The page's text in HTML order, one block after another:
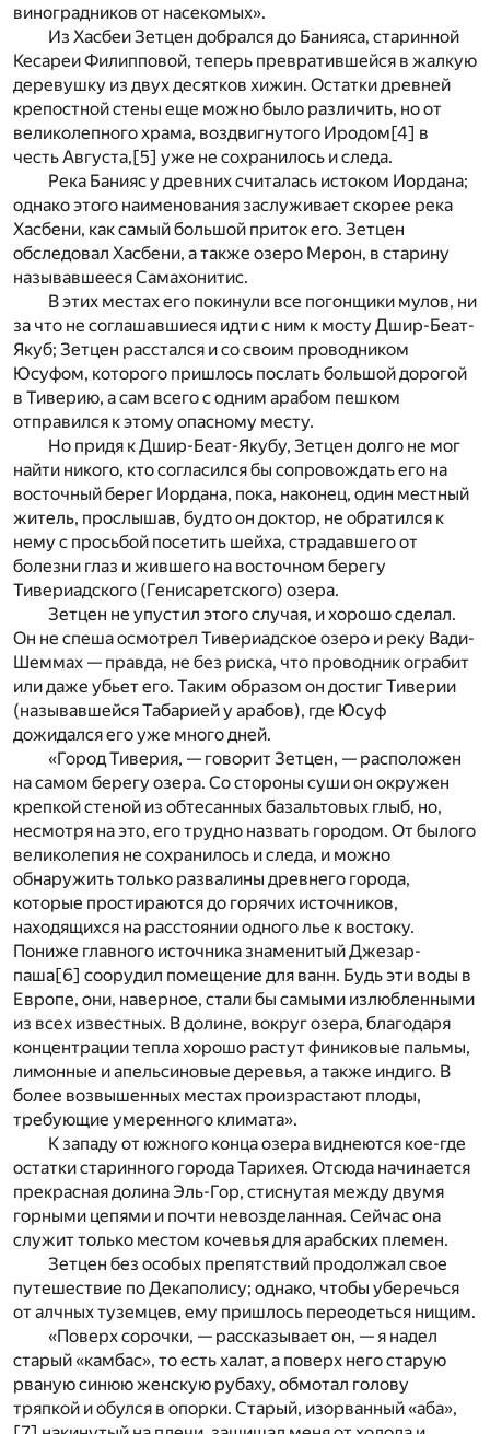
виноградников от насекомых».
Из Хасбеи Зетцен добрался до Банияса, старинной
Кесареи Филипповой, теперь превратившейся в жалкую
деревушку из двух десятков хижин. Остатки древней
крепостной стены еще можно было различить, но от
великолепного храма, воздвигнутого Иродом[4] в
честь Августа,[5] уже не сохранилось и следа.
Река Банияс у древних считалась истоком Иордана;
однако этого наименования заслуживает скорее река
Хасбени, как самый большой приток его. Зетцен
обследовал Хасбени, а также озеро Мерон, в старину
называвшееся Самахонитис.
В этих местах его покинули все погонщики мулов, ни
за что не соглашавшиеся идти с ним к мосту Дшир-Беат-
Якуб; Зетцен расстался и со своим проводником
Юсуфом, которого пришлось послать большой дорогой
в Тиверию, а сам всего с одним арабом пешком
отправился к этому опасному месту.
Но придя к Дшир-Беат-Якубу, Зетцен долго не мог
найти никого, кто согласился бы сопровождать его на
восточный берег Иордана, пока, наконец, один местный
житель, прослышав, будто он доктор, не обратился к
нему с просьбой посетить шейха, страдавшего от
болезни глаз и жившего на восточном берегу
Тивериадского (Генисаретского) озера.
Зетцен не упустил этого случая, и хорошо сделал.
Он не спеша осмотрел Тивериадское озеро и реку Вади-
Шеммах — правда, не без риска, что проводник ограбит
или даже убьет его. Таким образом он достиг Тиверии
(называвшейся Табарией у арабов), где Юсуф
дожидался его уже много дней.
«Город Тиверия, — говорит Зетцен, — расположен
на самом берегу озера. Со стороны суши он окружен
крепкой стеной из обтесанных базальтовых глыб, но,
несмотря на это, его трудно назвать городом. От былого
великолепия не сохранилось и следа, и можно
обнаружить только развалины древнего города,
которые простираются до горячих источников,
находящихся на расстоянии одного лье к востоку.
Пониже главного источника знаменитый Джезар-
паша[6] соорудил помещение для ванн. Будь эти воды в
Европе, они, наверное, стали бы самыми излюбленными
из всех известных. В долине, вокруг озера, благодаря
концентрации тепла хорошо растут финиковые пальмы,
лимонные и апельсиновые деревья, а также индиго. В
более возвышенных местах произрастают плоды,
требующие умеренного климата».
К западу от южного конца озера виднеются кое-где
остатки старинного города Тарихея. Отсюда начинается
прекрасная долина Эль-Гор, стиснутая между двумя
горными цепями и почти невозделанная. Сейчас она
служит только местом кочевья для арабских племен.
Зетцен без особых препятствий продолжал свое
путешествие по Декаполису; однако, чтобы уберечься
от алчных туземцев, ему пришлось переодеться нищим.
«Поверх сорочки, — рассказывает он, — я надел
старый «камбас», то есть халат, а поверх него старую
рваную синюю женскую рубаху, обмотал голову
тряпкой и обулся в опорки. Старый, изорванный «аба»,